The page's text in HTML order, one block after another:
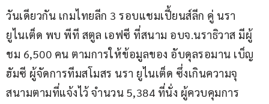
วันเดียวกัน เกมไทยลีก 3 รอบแชมเปี้ยนส์ลีก คู่ นรา
ยูไนเต็ด พบ พีที สตูล เอฟซี ที่สนาม อบจ.นราธิวาส มีผู้
ชม 6,500 คน ตามการให้ข้อมูลของ อับดุลรอมาน เบ็ญ
ฮัมซี ผู้จัดการทีมสโมสร นรา ยูไนเต็ด ซึ่งเกินความจุ
สนามตามที่แจ้งไว้ จำนวน 5,384 ที่นั่ง ผู้ควบคุมการ